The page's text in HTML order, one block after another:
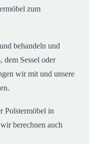
zum
behandeln und
dem Sessel oder
wir mit und unsere
Polstermöbel in
berechnen auch